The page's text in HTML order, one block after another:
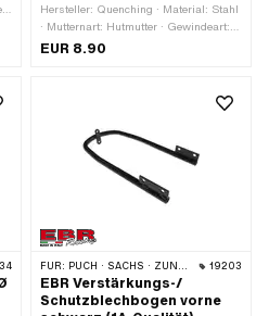
Hersteller: Quenching · Material: Stahl
· Mutternart: Hutmutter · Gewindeart:
MF26x1 (Feingewinde) · Ø aussen:
Schlüsselweite: 30 mm · Gewindetiefe:
8 mm · Anwendungsbereich: Standard
EUR 8.90
FÜR: PUCH · SACHS · ZÜNDAPP BELMONDO 19203
EBR Verstärkungs-/
Schutzblechbogen vorne